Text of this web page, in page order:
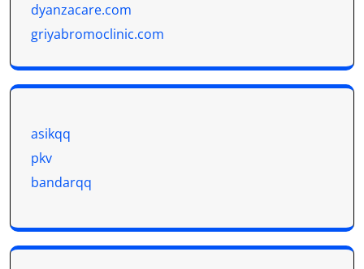
dyanzacare.com
griyabromoclinic.com
asikqq
pkv
bandarqq